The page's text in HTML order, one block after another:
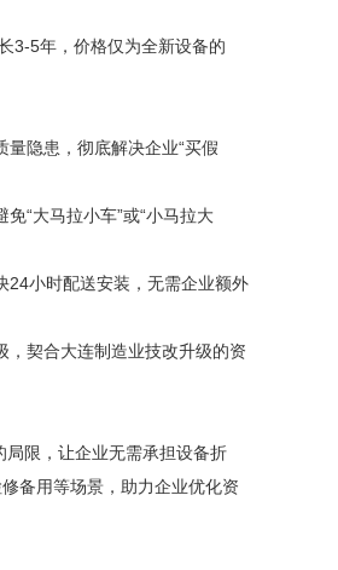
3-5年，价格仅为全新设备的
隐患，彻底解决企业“买假
“大马拉小车”或“小马拉大
24小时配送安装，无需企业额外
，契合大连制造业技改升级的资
限，让企业无需承担设备折
备用等场景，助力企业优化资